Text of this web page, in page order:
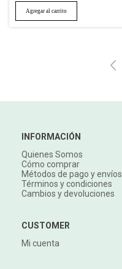
INFORMACIÓN
Quienes Somos
Cómo comprar
Métodos de pago y envíos
Términos y condiciones
Cambios y devoluciones
CUSTOMER
Mi cuenta